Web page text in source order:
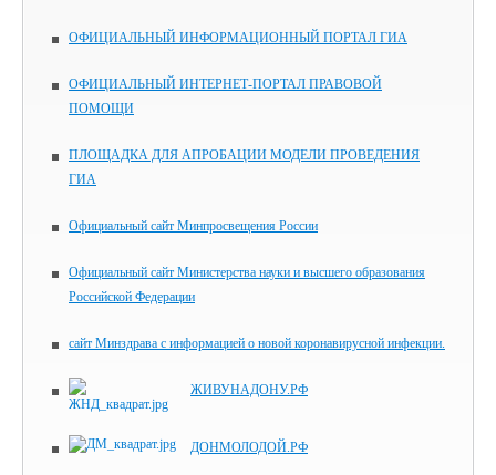
ОФИЦИАЛЬНЫЙ ИНФОРМАЦИОННЫЙ ПОРТАЛ ГИА
ОФИЦИАЛЬНЫЙ ИНТЕРНЕТ-ПОРТАЛ ПРАВОВОЙ
ПОМОЩИ
ПЛОЩАДКА ДЛЯ АПРОБАЦИИ МОДЕЛИ ПРОВЕДЕНИЯ
ГИА
Официальный сайт Минпросвещения России
Официальный сайт Министерства науки и высшего образования
Российской Федерации
сайт Минздрава с информацией о новой коронавирусной инфекции.
ЖИВУНАДОНУ.РФ
ДОНМОЛОДОЙ.РФ